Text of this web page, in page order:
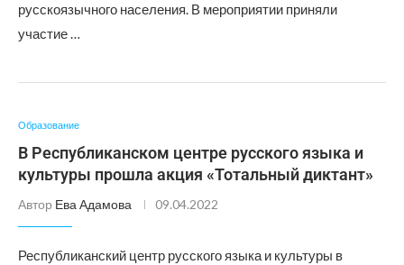
русскоязычного населения. В мероприятии приняли
участие …
Образование
В Республиканском центре русского языка и
культуры прошла акция «Тотальный диктант»
Автор Ева Адамова 09.04.2022
Республиканский центр русского языка и культуры в